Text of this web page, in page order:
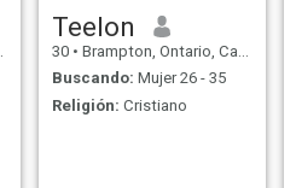
Teelon
30 • Brampton, Ontario, Canadá
Buscando: Mujer 26 - 35
Religión: Cristiano